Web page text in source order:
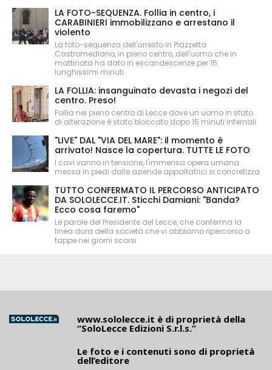
LA FOTO-SEQUENZA. Follia in centro, i
CARABINIERI immobilizzano e arrestano il
violento
La foto-sequenza dell'arresto in Piazzetta
Castromediano, in pieno centro, dell'uomo che in
mattinata ha dato in escandescenze per 15
lunghissimi minuti
LA FOLLIA: insanguinato devasta i negozi del
centro. Preso!
Follia nel pieno centro di Lecce dove un uomo in stato
di alterazione è stato bloccato dopo 15 minuti infernali
"LIVE" DAL "VIA DEL MARE": il momento è
arrivato! Nasce la copertura. TUTTE LE FOTO
I cavi vanno in tensione, l'immensa opera umana
messa in piedi dalle aziende appaltatrici si concretizza
TUTTO CONFERMATO IL PERCORSO ANTICIPATO
DA SOLOLECCE.IT. Sticchi Damiani: "Banda?
Ecco cosa faremo"
Le parole del Presidente del Lecce, che conferma la
linea dura della società che vi abbiamo ripercorso a
tappe nei giorni scorsi
www.sololecce.it è di proprietà della
“SoloLecce Edizioni S.r.l.s.”
Le foto e i contenuti sono di proprietà
dell’editore